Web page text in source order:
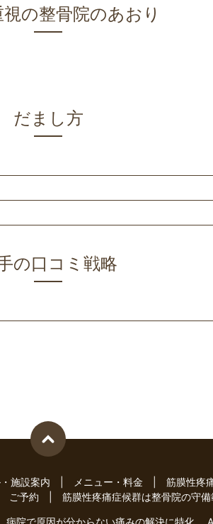
の整骨院のあおり
だまし方
の口コミ戦略
施設案内 メニュー・料金
筋膜性疼
ご予約 筋膜性疼痛症候群は整骨院の守
院で原因が分からない痛みの解決に特化。